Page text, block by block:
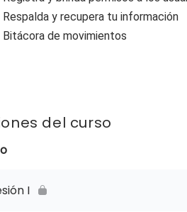
Respalda y recupera tu información
Bitácora de movimientos
del curso
I